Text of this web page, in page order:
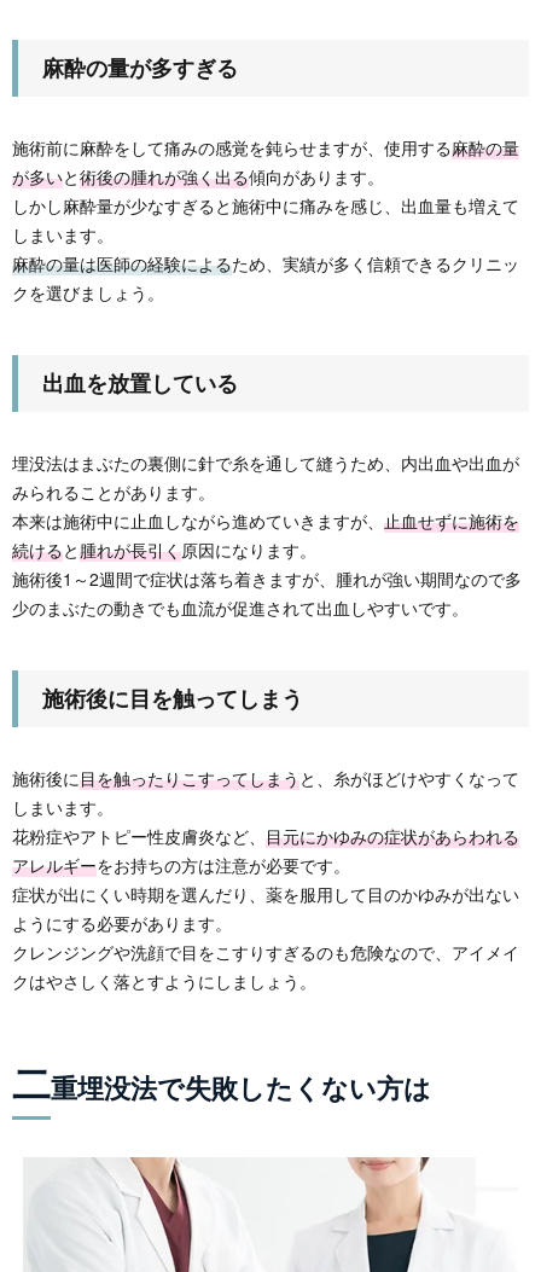
麻酔の量が多すぎる
施術前に麻酔をして痛みの感覚を鈍らせますが、使用する麻酔の量
が多いと術後の腫れが強く出る傾向があります。
しかし麻酔量が少なすぎると施術中に痛みを感じ、出血量も増えて
しまいます。
麻酔の量は医師の経験によるため、実績が多く信頼できるクリニッ
クを選びましょう。
出血を放置している
埋没法はまぶたの裏側に針で糸を通して縫うため、内出血や出血が
みられることがあります。
本来は施術中に止血しながら進めていきますが、 止血せずに施術を
続けると腫れが長引く原因になります。
施術後1～2週間で症状は落ち着きますが、腫れが強い期間なので多
少のまぶたの動きでも血流が促進されて出血しやすいです。
施術後に目を触ってしまう
施術後に目を触ったりこすってしまうと、糸がほどけやすくなって
しまいます。
花粉症やアトピー性皮膚炎など、 目元にかゆみの症状があらわれる
アレルギーをお持ちの方は注意が必要です。
症状が出にくい時期を選んだり、薬を服用して目のかゆみが出ない
ようにする必要があります。
クレンジングや洗顔で目をこすりすぎるのも危険なので、アイメイ
クはやさしく落とすようにしましょう。
二重埋没法で失敗したくない方は